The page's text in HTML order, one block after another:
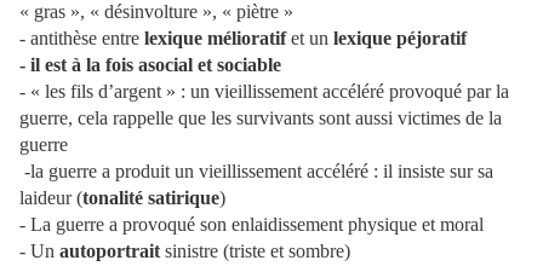
« gras », « désinvolture », « piètre »
- antithèse entre lexique mélioratifet un lexique péjoratif
- il est à la fois asocial et sociable
- « les fils d’argent » : un vieillissement accéléré provoqué par la
guerre, cela rappelle que les survivants sont aussi victimes de la
guerre
-la guerre a produit un vieillissement accéléré : il insiste sur sa
laideur (tonalité satirique)
- La guerre a provoqué son enlaidissement physique et moral
- Un autoportrait sinistre (triste et sombre)